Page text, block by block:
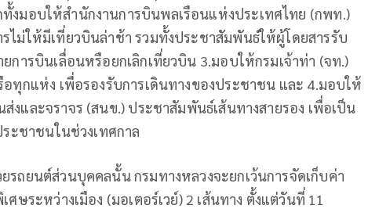
งมอบให้สำนักงานการบินพลเรือนแห่งประเทศไทย (กพท.)
ไม่ให้มีเที่ยวบินล่าช้า รวมทั้งประชาสัมพันธ์ให้ผู้โดยสารรับ
การบินเลื่อนหรือยกเลิกเที่ยวบิน 3.มอบให้กรมเจ้าท่า (จท.)
ทุกแห่ง เพื่อรองรับการเดินทางของประชาชน และ 4.มอบให้
งและจราจร (สนข.) ประชาสัมพันธ์เส้นทางสายรอง เพื่อเป็น
ะชาชนในช่วงเทศกาล
รถยนต์ส่วนบุคคลนั้น กรมทางหลวงจะยกเว้นการจัดเก็บค่า
ษระหว่างเมือง (มอเตอร์เวย์) 2 เส้นทาง ตั้งแต่วันที่ 11